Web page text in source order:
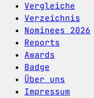
Vergleiche
Verzeichnis
Nominees 2026
Reports
Awards
Badge
Über uns
Impressum